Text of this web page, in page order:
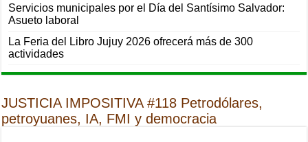
Servicios municipales por el Día del Santísimo Salvador:
Asueto laboral
La Feria del Libro Jujuy 2026 ofrecerá más de 300
actividades
JUSTICIA IMPOSITIVA #118 Petrodólares,
petroyuanes, IA, FMI y democracia